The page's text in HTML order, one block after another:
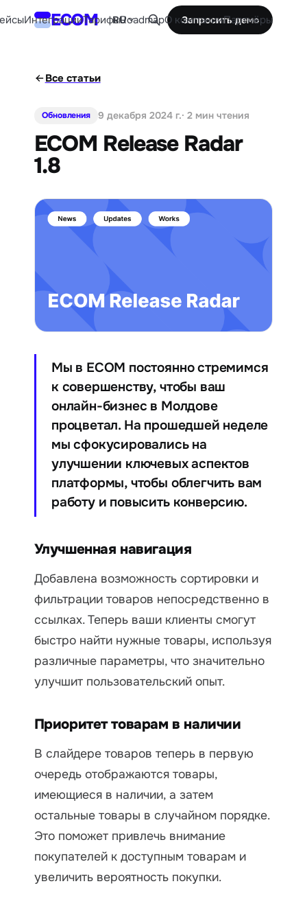
ECOM
ИнтеграцииТарифыRoadmapО компанииПартнёры
RU Запросить демо
Все статьи
Обновления 9 декабря 2024 г.· 2 мин чтения
ECOM Release Radar
1.8
Мы в ECOM постоянно стремимся
к совершенству, чтобы ваш
онлайн-бизнес в Молдове
процветал. На прошедшей неделе
мы сфокусировались на
улучшении ключевых аспектов
платформы, чтобы облегчить вам
работу и повысить конверсию.
Улучшенная навигация
Добавлена возможность сортировки и
фильтрации товаров непосредственно в
ссылках. Теперь ваши клиенты смогут
быстро найти нужные товары, используя
различные параметры, что значительно
улучшит пользовательский опыт.
Приоритет товарам в наличии
В слайдере товаров теперь в первую
очередь отображаются товары,
имеющиеся в наличии, а затем
остальные товары в случайном порядке.
Это поможет привлечь внимание
покупателей к доступным товарам и
увеличить вероятность покупки.